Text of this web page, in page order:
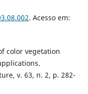
. Acesso em:
color vegetation
v. 63, n. 2, p. 282-